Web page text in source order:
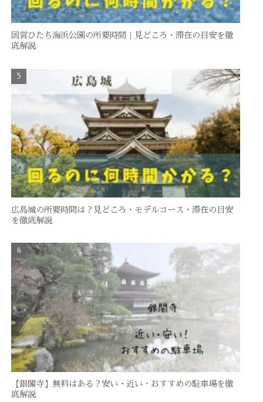
国営ひたち海浜公園の所要時間｜見どころ・滞在の目安を徹
底解説
広島城の所要時間は？見どころ・モデルコース・滞在の目安
を徹底解説
【銀閣寺】無料はある？安い・近い・おすすめの駐車場を徹
底解説